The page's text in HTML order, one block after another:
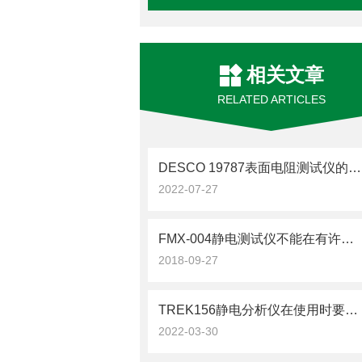
相关文章
RELATED ARTICLES
DESCO 19787表面电阻测试仪的故障现象及排除方法
2022-07-27
FMX-004静电测试仪不能在有许多电子噪音的环境中使用
2018-09-27
TREK156静电分析仪在使用时要注意些什么事情？
2022-03-30